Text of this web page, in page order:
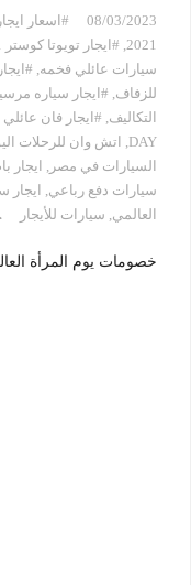
08/03/2023 #اسعار
2021 #ايجار تويوتا كوستر 2021 مصر
سيارات عائلي فخمه
للزفاف #ايجار سياره
التكاليف #ايجار فان
DAY
اتش وان للرحلات
السيارات في مصر
ايجار
سيارات دفع رباعي
العالمي سيارات للأيجار
خصومات يوم المرأة